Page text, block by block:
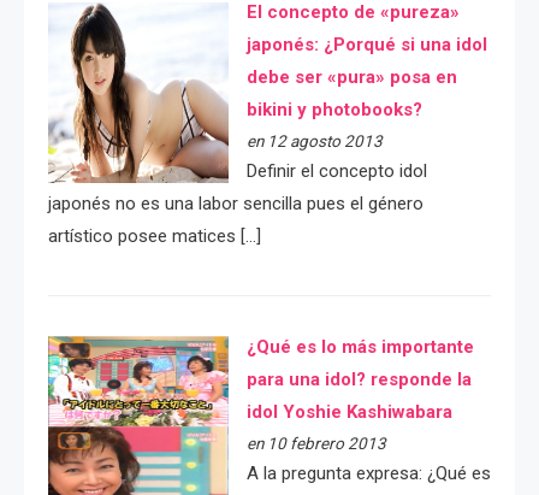
El concepto de «pureza»
japonés: ¿Porqué si una idol
debe ser «pura» posa en
bikini y photobooks?
en 12 agosto 2013
Definir el concepto idol
japonés no es una labor sencilla pues el género
artístico posee matices […]
¿Qué es lo más importante
para una idol? responde la
idol Yoshie Kashiwabara
en 10 febrero 2013
A la pregunta expresa: ¿Qué es